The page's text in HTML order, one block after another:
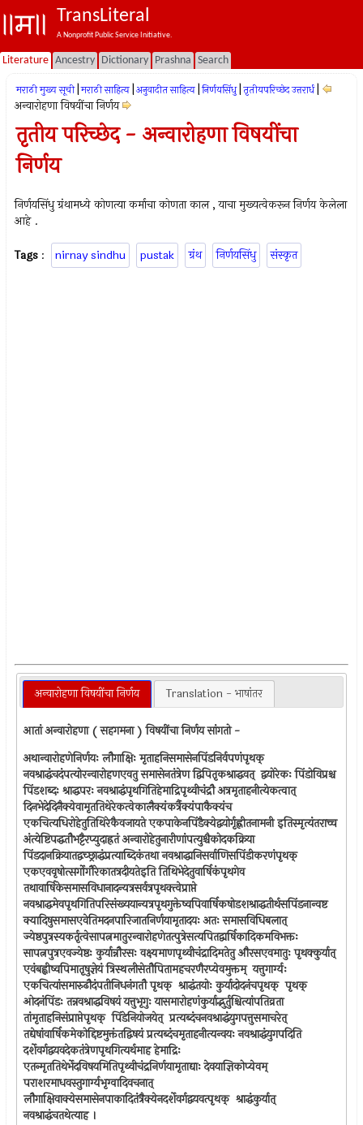
TransLiteral
A Nonprofit Public Service Initiative.
Literature Ancestry Dictionary Prashna Search
मराठी मुख्य सूची मराठी साहित्य अनुवादीत साहित्य निर्णयसिंधु तृतीयपरिच्छेद उत्तरार्ध
अन्वारोहणा विषयींचा निर्णय
तृतीय परिच्छेद - अन्वारोहणा विषयींचा
निर्णय
निर्णयसिंधु ग्रंथामध्ये कोणत्या कर्माचा कोणता काल , याचा मुख्यत्वेकरून निर्णय केलेला
आहे .
Tags : nirnay sindhu pustak ग्रंथ निर्णयसिंधु संस्कृत
अन्वारोहणा विषयींचा निर्णय Translation - भाषांतर
आतां अन्वारोहणा ( सहगमना ) विषयींचा निर्णय सांगतो -
अथान्वारोहणेनिर्णयः लौगाक्षिः मृताहनिसमासेनपिंडनिर्वपणंपृथक् ‍
नवश्राद्धंचदंपत्योरन्वारोहणएवतु समासेनतंत्रेण द्विपितृकश्राद्धवत् ‍ द्वयोरेकः पिंडोविप्रश्च
पिंडशब्दः श्राद्धपरः नवश्राद्धंपृथगितिहेमाद्रिपृथ्वीचंद्रौ अत्रमृताहनीत्येकत्वात् ‍
दिनभेदेदिनैक्येवामृततिथेरेकत्वेकालैक्यंकर्त्रैक्यंपाकैक्यंच
एकचित्यधिरोहेतुतिथिरेकैवजायते एकपाकेनपिंडैक्येद्वयोर्गृह्णीतनामनी इतिस्मृत्यंतराच्च
अंत्येष्टिपद्धतौभट्टैरप्युदाह्रतं अन्वारोहेतुनारीणांपत्युश्चैकोदकक्रिया
पिंडदानक्रियातद्वच्छ्राद्धंप्रत्याब्दिकंतथा नवश्राद्धानिसर्वाणिसपिंडीकरणंपृथक् ‍
एकएववृषोत्सर्गोगौरेकातत्रदीयतेइति तिथिभेदेतुवार्षिकंपृथगेव
तथावार्षिकेसमासविधानादन्यत्रसर्वत्रपृथक्त्वेप्राप्ते
नवश्राद्धमेवपृथगितिपरिसंख्ययान्यत्रपृथगुक्तेष्वपिवार्षिकषोडशश्राद्धतीर्थसपिंडनान्वष्ट
क्यादिषुसमासएवेतिमदनपारिजातनिर्णयामृतादयः अतः समासविधिबलात् ‍
ज्येष्ठपुत्रस्यकर्तृत्वेसापत्नमातुरन्वारोहणेतत्पुत्रेसत्यपितद्वार्षिकादिकमविभक्तः
सापत्नपुत्रएवज्येष्ठः कुर्यान्नौरसः वक्ष्यमाणपृथ्वीचंद्रादिमतेतु औरसएवमातुः पृथक्कुर्यात् ‍
एवंबह्वीष्वपिमातृषुज्ञेयं त्रिस्थलीसेतौपितामहचरणैरप्येवमुक्तम् ‍ यत्तुगार्ग्यः
एकचित्यांसमारुढौदंपतीनिधनंगतौ पृथक् ‍ श्राद्धंतयोः कुर्यादोदनंचपृथक् ‍ पृथक् ‍
ओदनंपिंडः तन्नवश्राद्धविषयं यत्तुभृगुः यासमारोहणंकुर्याद्भुर्तुश्चित्यांपतिव्रता
तांमृताहनिसंप्राप्तेपृथक् ‍ पिंडेनियोजयेत् ‍ प्रत्यब्दंचनवश्राद्धंयुगपत्तुसमाचरेत् ‍
तद्येषांवार्षिकमेकोद्दिष्टमुक्तंतद्विषयं प्रत्यब्दंचमृताहनीत्यन्वयः नवश्राद्धंयुगपदिति
दर्शेवर्गद्वयवदेकतंत्रेणपृथगित्यर्थमाह हेमाद्रिः
एतन्मृततिथेर्भेदविषयमितिपृथ्वीचंद्रनिर्णयामृताद्याः देवयाज्ञिकोप्येवम् ‍
पराशरमाधवस्तुगार्ग्यभृग्वादिवचनात् ‍
लौगाक्षिवाक्येसमासेनपाकादितंत्रैक्येनदर्शेवर्गद्वयवत्पृथक् ‍ श्राद्धंकुर्यात् ‍
नवश्राद्धंचतथेत्याह ।